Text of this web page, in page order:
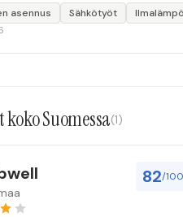
asennus Sähkötyöt
koko Suomessa(1)
82/100